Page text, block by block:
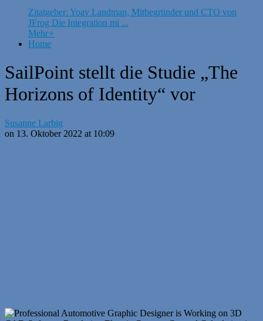
Zitatgeber: Yoav Landman, Mitbegründer und CTO von
JFrog Die Integration mi ...
Mehr+
Home
SailPoint stellt die Studie „The
Horizons of Identity“ vor
Susanne Larbig
on 13. Oktober 2022 at 10:09